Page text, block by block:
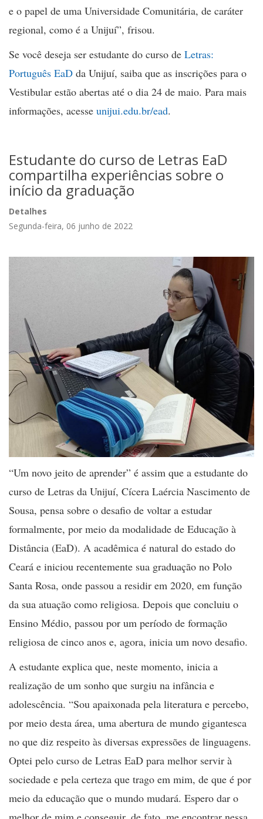
e o papel de uma Universidade Comunitária, de caráter
regional, como é a Unijuí”, frisou.
Se você deseja ser estudante do curso de Letras:
Português EaD da Unijuí, saiba que as inscrições para o
Vestibular estão abertas até o dia 24 de maio. Para mais
informações, acesse unijui.edu.br/ead.
Estudante do curso de Letras EaD
compartilha experiências sobre o
início da graduação
Detalhes
Segunda-feira, 06 junho de 2022
“Um novo jeito de aprender” é assim que a estudante do
curso de Letras da Unijuí, Cícera Laércia Nascimento de
Sousa, pensa sobre o desafio de voltar a estudar
formalmente, por meio da modalidade de Educação à
Distância (EaD). A acadêmica é natural do estado do
Ceará e iniciou recentemente sua graduação no Polo
Santa Rosa, onde passou a residir em 2020, em função
da sua atuação como religiosa. Depois que concluiu o
Ensino Médio, passou por um período de formação
religiosa de cinco anos e, agora, inicia um novo desafio.
A estudante explica que, neste momento, inicia a
realização de um sonho que surgiu na infância e
adolescência. “Sou apaixonada pela literatura e percebo,
por meio desta área, uma abertura de mundo gigantesca
no que diz respeito às diversas expressões de linguagens.
Optei pelo curso de Letras EaD para melhor servir à
sociedade e pela certeza que trago em mim, de que é por
meio da educação que o mundo mudará. Espero dar o